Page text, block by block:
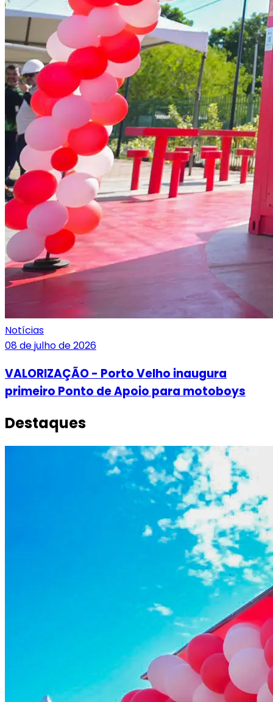
Notícias
08 de julho de 2026
VALORIZAÇÃO - Porto Velho inaugura
primeiro Ponto de Apoio para motoboys
Destaques